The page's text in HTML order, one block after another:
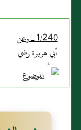
1/240 ـ وعن
أبي هريرة رضي
الله عنه عن
النبي صلى الله
: (( لا يستر
عبد عبداً في